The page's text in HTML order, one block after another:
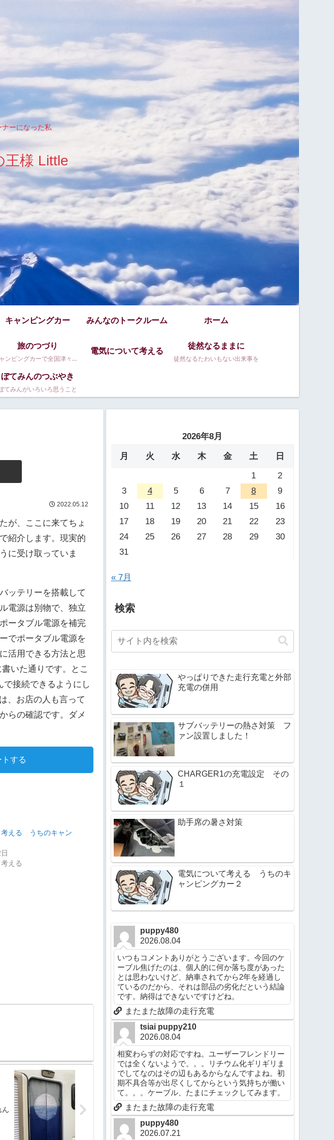
ーになった私
王様 Little
キャンピングカー みんなのトークルーム ホーム
旅のつづり
キャンピングカーで全国津々浦々。
電気について考える
徒然なるままに
徒然なるたわいもない出来事を
ぼてみんのつぶやき
てみんがいろいろ思うこと
2022.05.12
が、ここに来てちょ
紹介します。現実的
に受け取っていま
ッテリーを搭載して
電源は別物で、独立
ータブル電源を補完
でポータブル電源を
活用できる方法と思
いた通りです。とこ
接続できるようにし
、お店の人も言って
らの確認です。ダメ
する
考える うちのキャン
える
ん
2026年8月
月 火 水 木 金 土
日
1
2
3
4 5 6 7 8
9
10
11 12 13 14 15
16
17
18 19 20 21 22
23
24
25 26 27 28 29
30
31
« 7月
検索
やっぱりできた走行充電と外部
充電の併用
サブバッテリーの熱さ対策 フ
ァン設置しました！
CHARGER1の充電設定 その
１
助手席の暑さ対策
電気について考える うちのキ
ャンピングカー２
puppy480
2026.08.04
いつもコメントありがとうございます。今回のケ
ーブル焦げたのは、個人的に何か落ち度があった
とは思わないけど、納車されてから2年を経過し
ているのだから、それは部品の劣化だという結論
です。納得はできないですけどね。
またまた故障の走行充電
tsiai puppy210
2026.08.04
相変わらずの対応ですね。ユーザーフレンドリー
では全くないようで。。。リチウム化ギリギリま
でしてなのはその辺もあるからなんですよね。初
期不具合等が出尽くしてからという気持ちが働い
て。。。ケーブル、たまにチェックしてみます。
またまた故障の走行充電
puppy480
2026.07.21